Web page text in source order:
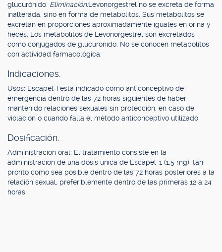
glucurónido. Eliminación:Levonorgestrel no se excreta de forma
inalterada, sino en forma de metabolitos. Sus metabolitos se
excretan en proporciones aproximadamente iguales en orina y
heces. Los metabolitos de Levonorgestrel son excretados
como conjugados de glucurónido. No se conocen metabolitos
con actividad farmacológica.
Indicaciones.
Usos: Escapel-I está indicado como anticonceptivo de
emergencia dentro de las 72 horas siguientes de haber
mantenido relaciones sexuales sin protección, en caso de
violación o cuando falla el método anticonceptivo utilizado.
Dosificación.
Administración oral: El tratamiento consiste en la
administración de una dosis única de Escapel-1 (1,5 mg), tan
pronto como sea posible dentro de las 72 horas posteriores a la
relación sexual, preferiblemente dentro de las primeras 12 a 24
horas.